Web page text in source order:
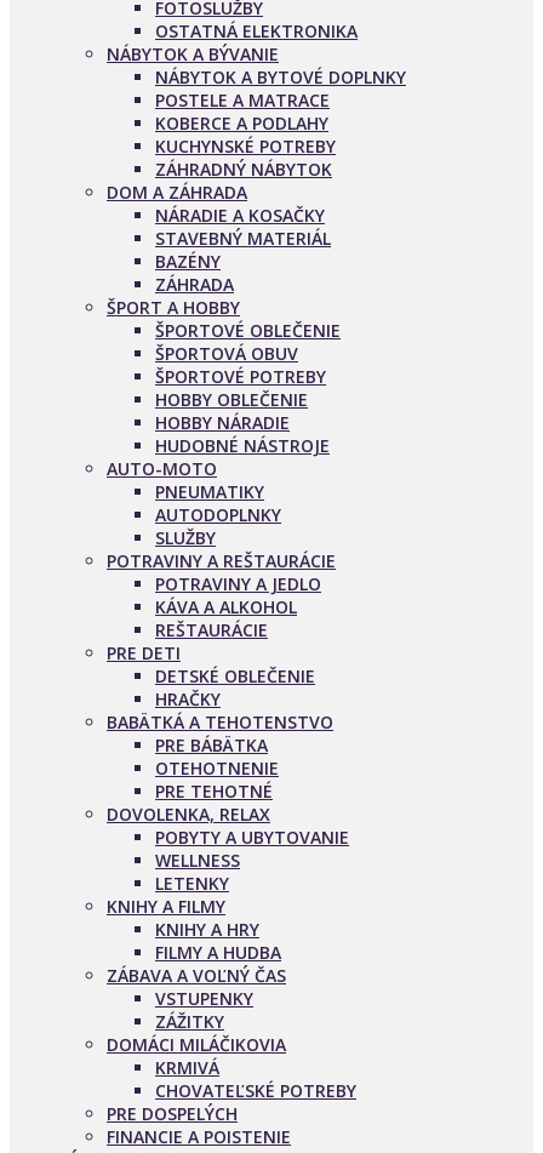
FOTOSLUŽBY
OSTATNÁ ELEKTRONIKA
NÁBYTOK A BÝVANIE
NÁBYTOK A BYTOVÉ DOPLNKY
POSTELE A MATRACE
KOBERCE A PODLAHY
KUCHYNSKÉ POTREBY
ZÁHRADNÝ NÁBYTOK
DOM A ZÁHRADA
NÁRADIE A KOSAČKY
STAVEBNÝ MATERIÁL
BAZÉNY
ZÁHRADA
ŠPORT A HOBBY
ŠPORTOVÉ OBLEČENIE
ŠPORTOVÁ OBUV
ŠPORTOVÉ POTREBY
HOBBY OBLEČENIE
HOBBY NÁRADIE
HUDOBNÉ NÁSTROJE
AUTO-MOTO
PNEUMATIKY
AUTODOPLNKY
SLUŽBY
POTRAVINY A REŠTAURÁCIE
POTRAVINY A JEDLO
KÁVA A ALKOHOL
REŠTAURÁCIE
PRE DETI
DETSKÉ OBLEČENIE
HRAČKY
BABÄTKÁ A TEHOTENSTVO
PRE BÁBÄTKA
OTEHOTNENIE
PRE TEHOTNÉ
DOVOLENKA, RELAX
POBYTY A UBYTOVANIE
WELLNESS
LETENKY
KNIHY A FILMY
KNIHY A HRY
FILMY A HUDBA
ZÁBAVA A VOĽNÝ ČAS
VSTUPENKY
ZÁŽITKY
DOMÁCI MILÁČIKOVIA
KRMIVÁ
CHOVATEĽSKÉ POTREBY
PRE DOSPELÝCH
FINANCIE A POISTENIE